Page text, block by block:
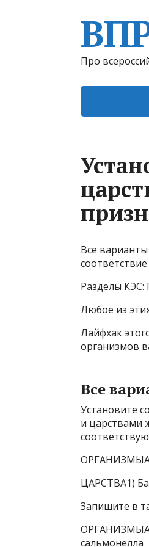
Про
Все
Разделы КЭС:
Любое из
Лайфхак
организмов
Все
Установите
и царствами
ОРГАНИЗМЫА)
ЦАРСТВА1)
Запишите в
ОРГАНИЗМЫА)
сальмонелла